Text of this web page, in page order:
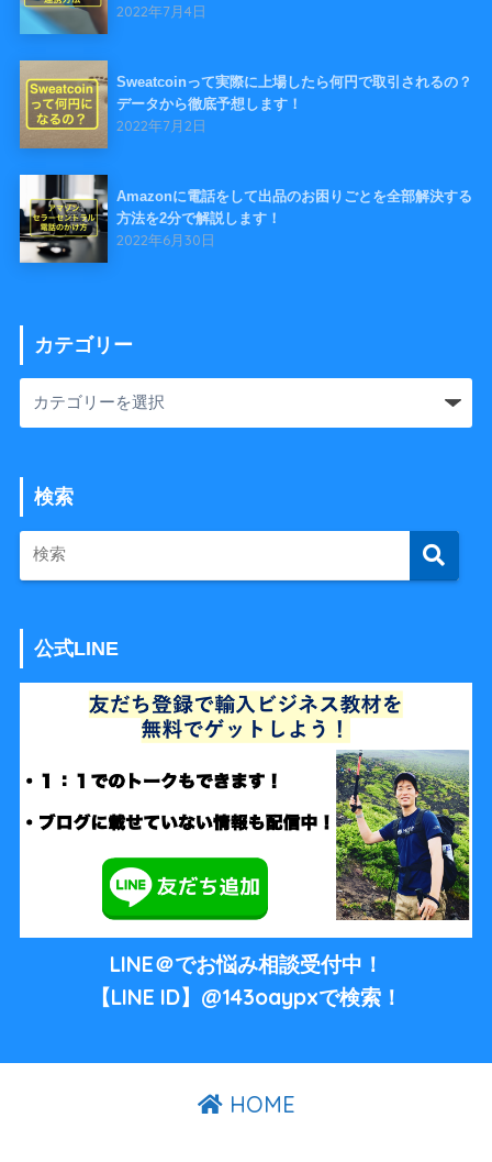
2022年7月4日
Sweatcoinって実際に上場したら何円で取引されるの？
データから徹底予想します！
2022年7月2日
Amazonに電話をして出品のお困りごとを全部解決する
方法を2分で解説します！
2022年6月30日
カテゴリー
検索
公式LINE
LINE＠でお悩み相談受付中！
【LINE ID】@143oaypxで検索！
HOME